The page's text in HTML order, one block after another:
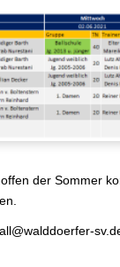
der Sommer